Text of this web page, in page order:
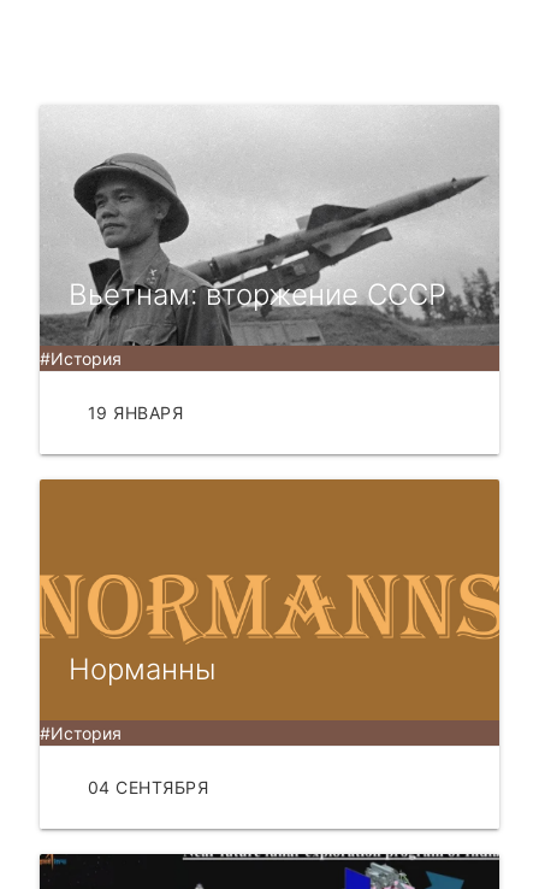
Вьетнам: вторжение СССР
#История
19 ЯНВАРЯ
Норманны
#История
04 СЕНТЯБРЯ